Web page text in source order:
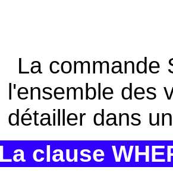
La commande
l'ensemble des
détailler dans
clause